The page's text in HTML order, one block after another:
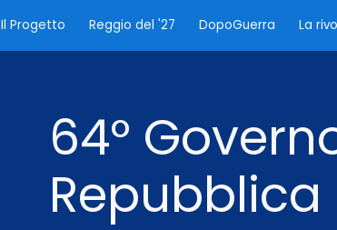
Skip to main content
Il Progetto Reggio del '27 DopoGuerra La
64°
Repubblica